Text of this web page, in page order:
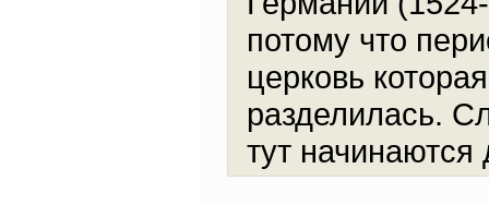
потому что
церковь
разделилась.
тут